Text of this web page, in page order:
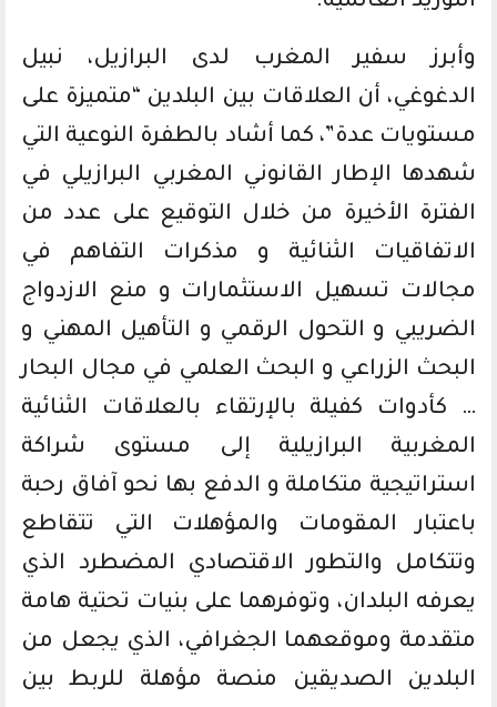
وأبرز سفير المغرب لدى البرازيل، نبيل
الدغوغي، أن العلاقات بين البلدين “متميزة على
مستويات عدة”، كما أشاد بالطفرة النوعية التي
شهدها الإطار القانوني المغربي البرازيلي في
الفترة الأخيرة من خلال التوقيع على عدد من
الاتفاقيات الثنائية و مذكرات التفاهم في
مجالات تسهيل الاستثمارات و منع الازدواج
الضريبي و التحول الرقمي و التأهيل المهني و
البحث الزراعي و البحث العلمي في مجال البحار
… كأدوات كفيلة بالإرتقاء بالعلاقات الثنائية
المغربية البرازيلية إلى مستوى شراكة
استراتيجية متكاملة و الدفع بها نحو آفاق رحبة
باعتبار المقومات والمؤهلات التي تتقاطع
وتتكامل والتطور الاقتصادي المضطرد الذي
يعرفه البلدان، وتوفرهما على بنيات تحتية هامة
متقدمة وموقعهما الجغرافي، الذي يجعل من
البلدين الصديقين منصة مؤهلة للربط بين